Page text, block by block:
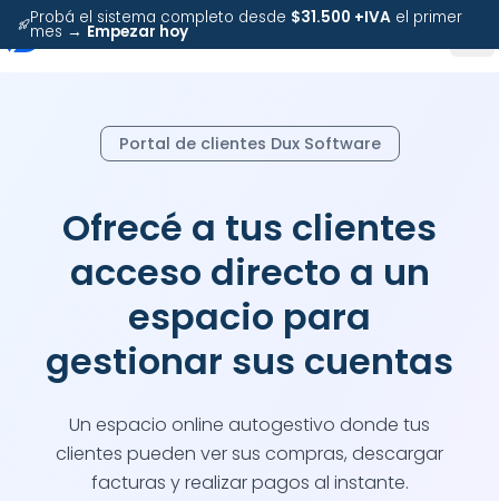
Probá el sistema completo desde $31.500 +IVAel primer
mes → Empezar hoy
Portal de clientes Dux Software
Ofrecé a tus clientes
acceso directo a un
espacio para
gestionar sus cuentas
Un espacio online autogestivo donde tus
clientes pueden ver sus compras, descargar
facturas y realizar pagos al instante.